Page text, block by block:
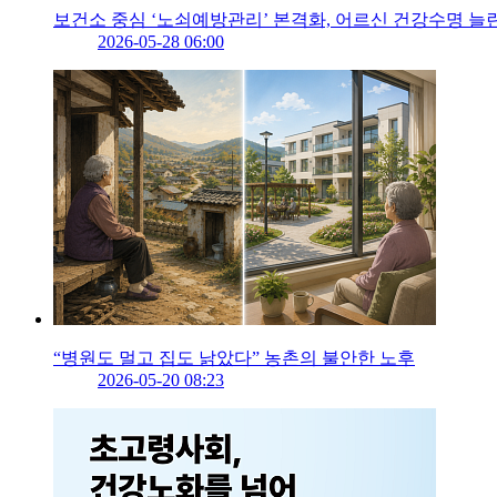
보건소 중심 ‘노쇠예방관리’ 본격화, 어르신 건강수명 늘
2026-05-28 06:00
“병원도 멀고 집도 낡았다” 농촌의 불안한 노후
2026-05-20 08:23